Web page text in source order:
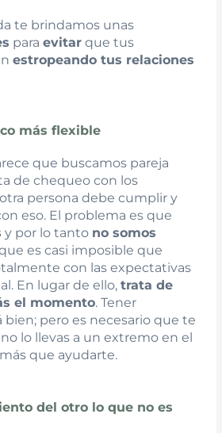
te brindamos unas
paraevitar que tus
estropeando tus relaciones
más flexible
que buscamos pareja
de chequeo con los
persona debe cumplir y
eso. El problema es que
y por lo tanto no somos
es casi imposible que
con las expectativas
En lugar de ello,trata de
el momento. Tener
pero es necesario que te
lo llevas a un extremo en el
que ayudarte.
del otro lo que no es